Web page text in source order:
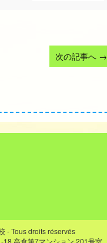
次の記事へ →
- Tous droits réservés
18 高倉第7マンション 201号室